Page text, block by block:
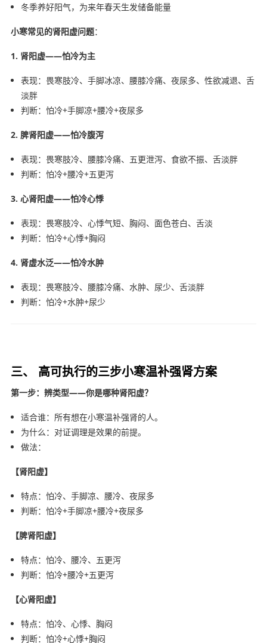
冬季养好阳气，为来年春天生发储备能量
小寒常见的肾阳虚问题：
1. 肾阳虚——怕冷为主
表现：畏寒肢冷、手脚冰凉、腰膝冷痛、夜尿多、性欲减退、舌
淡胖
判断：怕冷+手脚凉+腰冷+夜尿多
2. 脾肾阳虚——怕冷腹泻
表现：畏寒肢冷、腰膝冷痛、五更泄泻、食欲不振、舌淡胖
判断：怕冷+腰冷+五更泻
3. 心肾阳虚——怕冷心悸
表现：畏寒肢冷、心悸气短、胸闷、面色苍白、舌淡
判断：怕冷+心悸+胸闷
4. 肾虚水泛——怕冷水肿
表现：畏寒肢冷、腰膝冷痛、水肿、尿少、舌淡胖
判断：怕冷+水肿+尿少
三、 高可执行的三步小寒温补强肾方案
第一步：辨类型——你是哪种肾阳虚？
适合谁：所有想在小寒温补强肾的人。
为什么：对证调理是效果的前提。
做法：
【肾阳虚】
特点：怕冷、手脚凉、腰冷、夜尿多
判断：怕冷+手脚凉+腰冷+夜尿多
【脾肾阳虚】
特点：怕冷、腰冷、五更泻
判断：怕冷+腰冷+五更泻
【心肾阳虚】
特点：怕冷、心悸、胸闷
判断：怕冷+心悸+胸闷